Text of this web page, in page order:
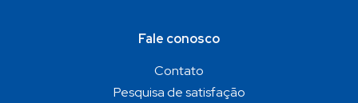
Fale conosco
Contato
Pesquisa de satisfação